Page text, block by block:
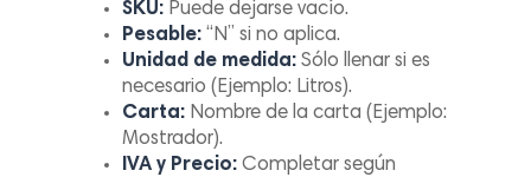
SKU: Puede dejarse vacío.
Pesable: “N” si no aplica.
Unidad de medida: Sólo llenar si es
necesario (Ejemplo: Litros).
Carta: Nombre de la carta (Ejemplo:
Mostrador).
IVA y Precio: Completar según